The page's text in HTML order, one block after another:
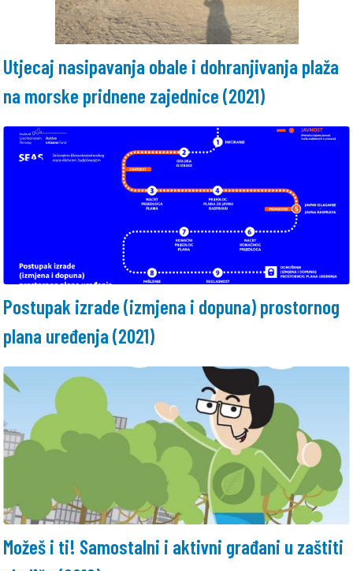
Utjecaj nasipavanja obale i dohranjivanja plaža
na morske pridnene zajednice (2021)
Postupak izrade (izmjena i dopuna) prostornog
plana uređenja (2021)
Možeš i ti! Samostalni i aktivni građani u zaštiti